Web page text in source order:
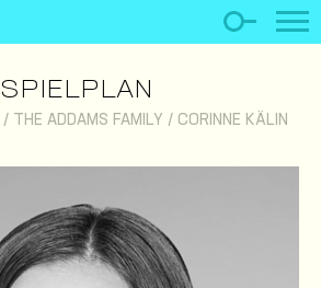
SPIELPLAN
/ THE ADDAMS FAMILY / CORINNE KÄLIN